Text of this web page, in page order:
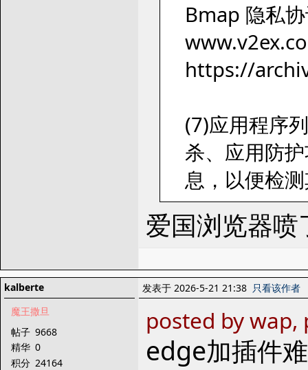
Bmap 隐私
https://
(7)应用程序
杀、应用防
息，以便检
爱国浏览器喷
kalberte
魔王撒旦
帖子 9668
精华 0
积分 24164
发表于 2026-5-21 21:38 只看该作者
posted by
edge加插件